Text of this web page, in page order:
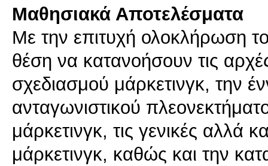
Μαθησιακά Αποτελέσματα
Με την επιτυχή ολοκλήρωση
θέση να κατανοήσουν τις
σχεδιασμού μάρκετινγκ, την
ανταγωνιστικού
μάρκετινγκ, τις γενικές αλλά
μάρκετινγκ, καθώς και την